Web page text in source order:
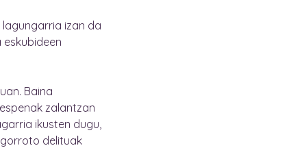
izan da
Baina
zalantzan
ikusten dugu,
gorroto delituak